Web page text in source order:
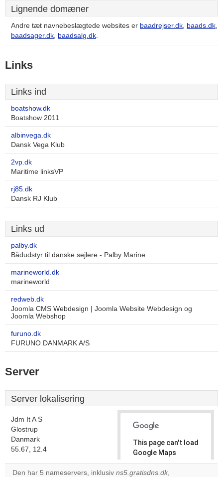
Lignende domæner
Andre tæt navnebeslægtede websites er baadrejser.dk, baads.dk,
baadsager.dk, baadsalg.dk.
Links
Links ind
boatshow.dk
Boatshow 2011
albinvega.dk
Dansk Vega Klub
2vp.dk
Maritime linksVP
rj85.dk
Dansk RJ Klub
Links ud
palby.dk
Bådudstyr til danske sejlere - Palby Marine
marineworld.dk
marineworld
redweb.dk
Joomla CMS Webdesign | Joomla Website Webdesign og
Joomla Webshop
furuno.dk
FURUNO DANMARK A/S
Server
Server lokalisering
Jdm It A S
Glostrup
Danmark
55.67, 12.4
This page can't load
Google Maps
correctly.
Den har 5 nameservers, inklusiv ns5.gratisdns.dk,